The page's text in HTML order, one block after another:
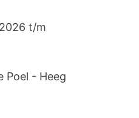
t/m
Poel - Heeg